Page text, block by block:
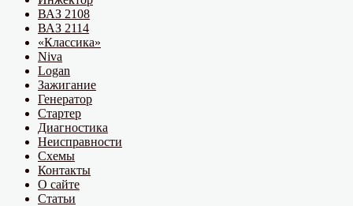
ВАЗ 2108
ВАЗ 2114
«Классика»
Niva
Logan
Зажигание
Генератор
Стартер
Диагностика
Неисправности
Схемы
Контакты
О сайте
Статьи